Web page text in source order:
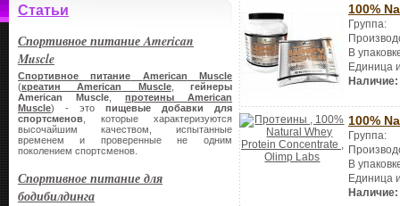
Статьи
Спортивное питание American
Muscle
Спортивное питание American
Muscle
(креатин American Muscle,гейнеры
American
Muscle протеины
American
Muscle) - это пищевые добавки для
спортсменов , которые характеризуются
высочайшим качеством, испытанные
временем и проверенные не одним
поколением спортсменов.
Спортивное питание для
бодибилдинга
100%
Группа:
В
Единица
Наличие:
100%
Группа:
В
Единица
Наличие: